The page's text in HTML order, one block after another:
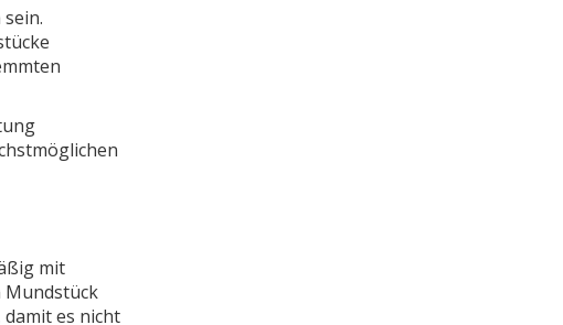
mit
Mundstück
es nicht